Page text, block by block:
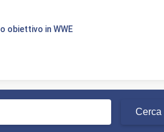
obiettivo in WWE